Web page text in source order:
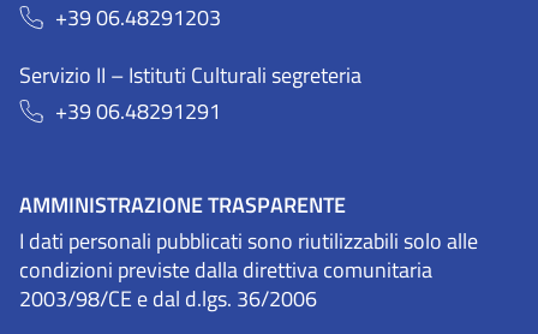
+39 06.48291203
Servizio II – Istituti Culturali segreteria
+39 06.48291291
AMMINISTRAZIONE TRASPARENTE
I dati personali pubblicati sono riutilizzabili solo alle
condizioni previste dalla direttiva comunitaria
2003/98/CE e dal d.lgs. 36/2006